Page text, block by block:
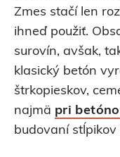
Zmes stačí len
ihneď použiť.
surovín, avšak,
klasický betón
štrkopieskov,
najmä pri
budovaní